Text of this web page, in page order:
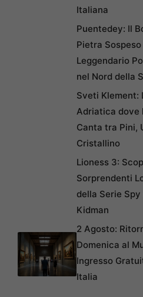
Italiana
Puentedey: Il
Pietra Sospeso
Leggendario
nel Nord della
Sveti Klement:
Adriatica dove
Canta tra Pini,
Cristallino
Lioness 3:
Sorprendenti
della Serie
Kidman
2 Agosto:
Domenica al
Ingresso
Italia